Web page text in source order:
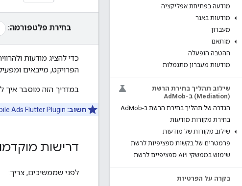
מודעה בפתיחת אפליקציה
מודעות באנר
מעברון
מותאם
ההטבה הופעלה
מודעות מעברון מתגמלות
שילוב תהליך בחירת הרשת
(Mediation) ב-Ad
Mob
הגדרה של תהליך בחירת הרשת ב-AdMob
בחירת מקורות מודעות
שילוב מקורות של מודעות
פרמטרים של בקשות ספציפיות לרשת
שימוש בממשקי API ספציפיים לרשת
בקרה על הפרטיות
בחירת פלטפורמה:
כדי להציג מודעות
הפרויקט, מייבאים
במדריך הזה מוסבר איך
חשוב: Ads Flutter Plugin
דרישות
לפני שממשיכים, צריך: